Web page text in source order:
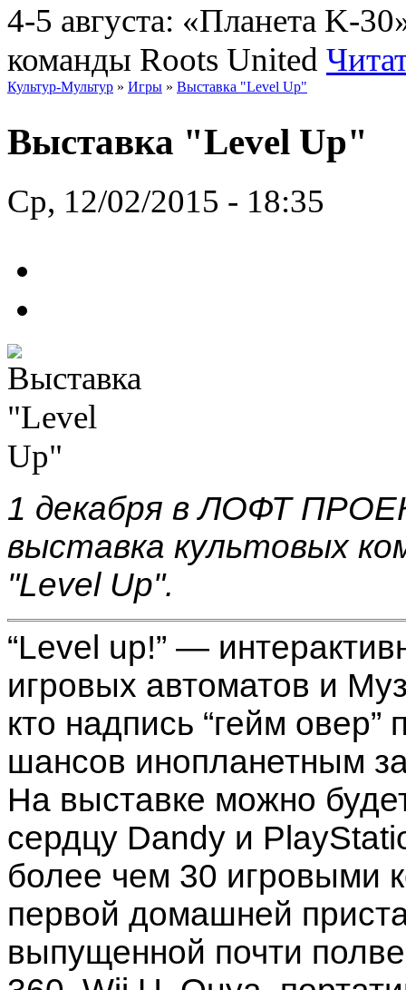
4-5 августа: «Планета K-
команды Roots United
Культур-Мультур » Игры » Выставка "Level Up"
Выставка "Level Up"
Ср, 12/02/2015 - 18:35
1 декабря в ЛОФТ
выставка культовых
"Level Up".
“Level up!” —
игровых автоматов и
кто надпись “гейм
шансов инопланетным
На выставке можно
сердцу Dandy и
более чем 30 игровыми
первой домашней
выпущенной почти